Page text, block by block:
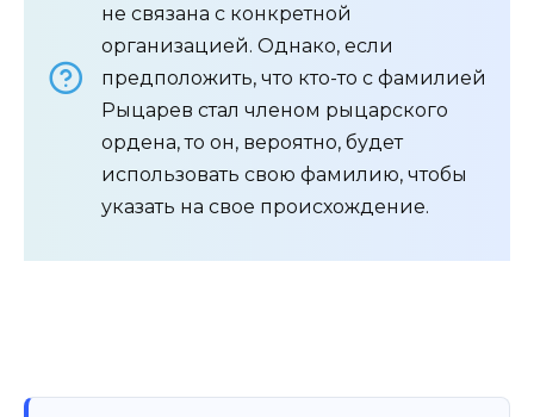
не связана с конкретной
организацией. Однако, если
предположить, что кто-то с фамилией
Рыцарев стал членом рыцарского
ордена, то он, вероятно, будет
использовать свою фамилию, чтобы
указать на свое происхождение.